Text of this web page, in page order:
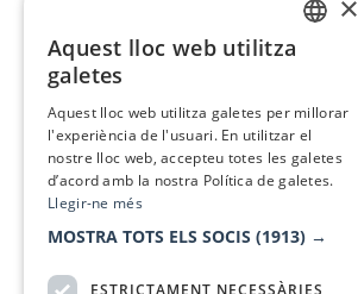
×
Aquest lloc web utilitza
galetes
Aquest lloc web utilitza galetes per millorar
l'experiència de l'usuari. En utilitzar el
nostre lloc web, accepteu totes les galetes
d’acord amb la nostra Política de galetes.
Llegir-ne més
MOSTRA TOTS ELS SOCIS (1913) →
ESTRICTAMENT NECESSÀRIES